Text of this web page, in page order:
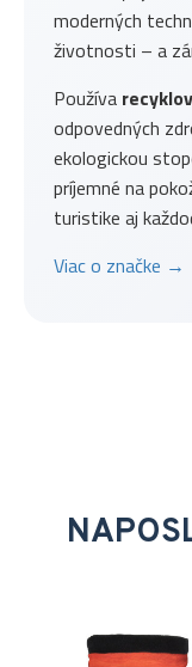
moderných
životnosti – a
Používa
odpovedných
ekologickou
príjemné na
turistike aj
Viac o značke →